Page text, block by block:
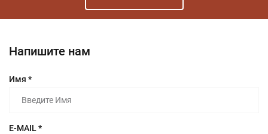
Напишите нам
Имя *
E-MAIL *